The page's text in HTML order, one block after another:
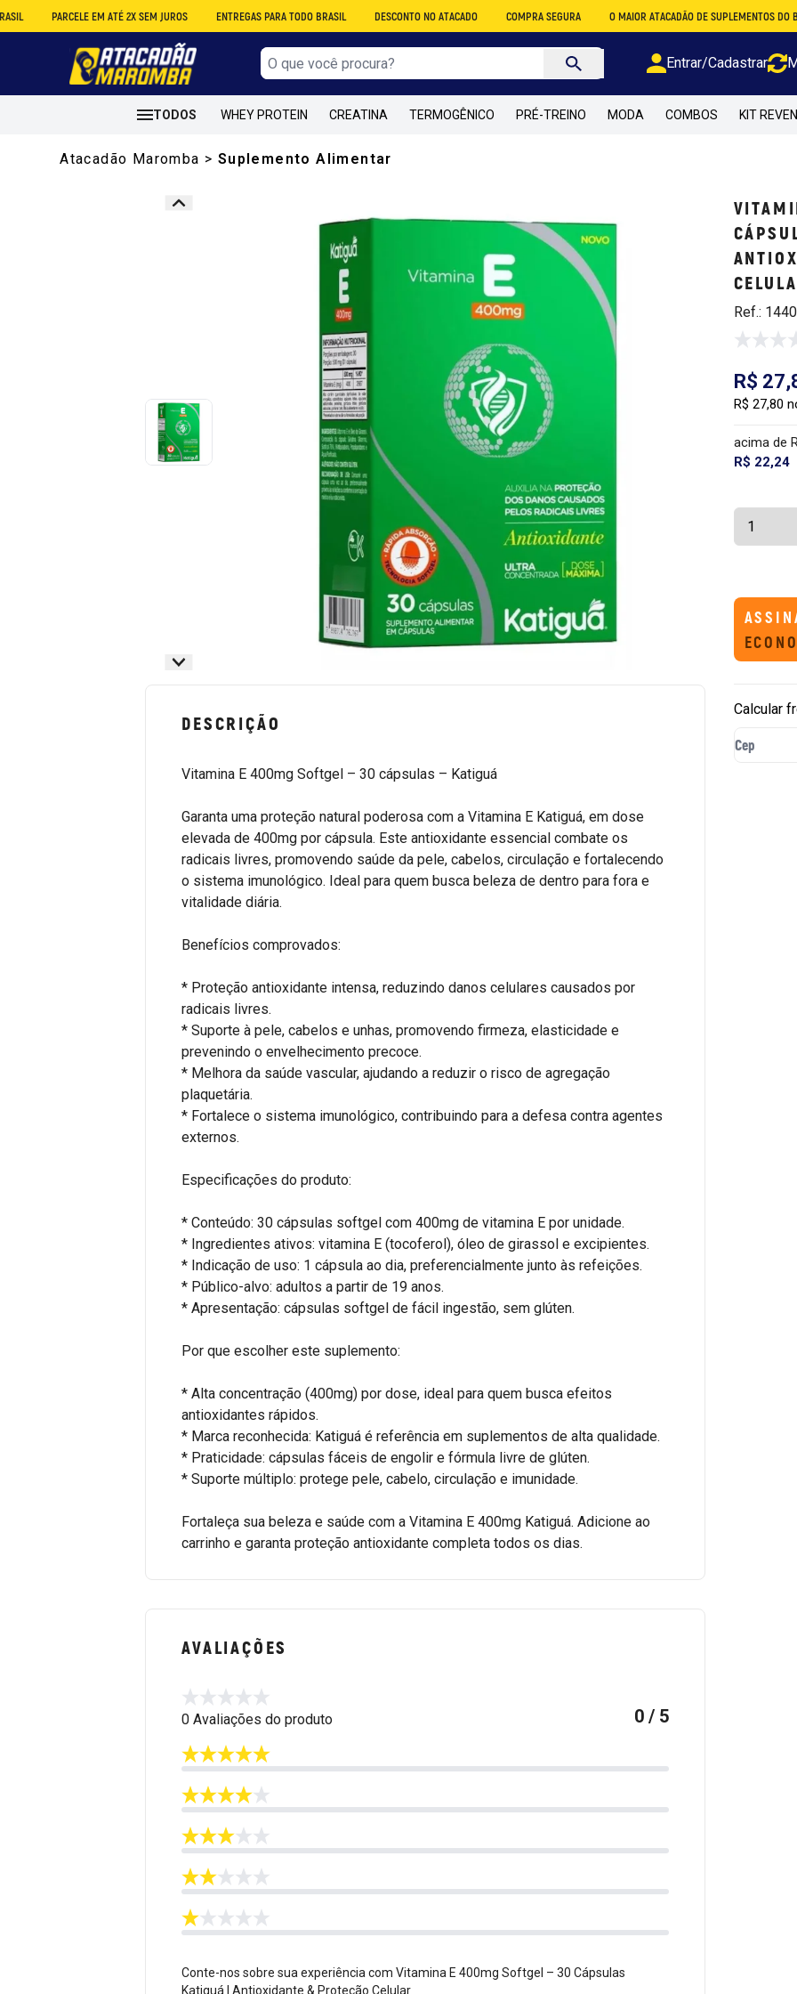
PARCELE EM ATÉ 2X SEM JUROS ENTREGAS PARA TODO BRASIL DESCONTO NO ATACADO COMPRA SEGURA O MAIOR ATACADÃO DE SUPLEMENTOS DO BRASIL
Entrar/Cadastrar
TODOS WHEY PROTEIN CREATINA TERMOGÊNICO PRÉ-TREINO MODA COMBOS KIT
Atacadão Maromba > Suplemento Alimentar
DESCRIÇÃO
Vitamina E 400mg Softgel – 30 cápsulas – Katiguá
Garanta uma proteção natural poderosa com a Vitamina E Katiguá, em dose
elevada de 400mg por cápsula. Este antioxidante essencial combate os
radicais livres, promovendo saúde da pele, cabelos, circulação e fortalecendo
o sistema imunológico. Ideal para quem busca beleza de dentro para fora e
vitalidade diária.
Benefícios comprovados:
* Proteção antioxidante intensa, reduzindo danos celulares causados por
radicais livres.
* Suporte à pele, cabelos e unhas, promovendo firmeza, elasticidade e
prevenindo o envelhecimento precoce.
* Melhora da saúde vascular, ajudando a reduzir o risco de agregação
plaquetária.
* Fortalece o sistema imunológico, contribuindo para a defesa contra agentes
externos.
Especificações do produto:
* Conteúdo: 30 cápsulas softgel com 400mg de vitamina E por unidade.
* Ingredientes ativos: vitamina E (tocoferol), óleo de girassol e excipientes.
* Indicação de uso: 1 cápsula ao dia, preferencialmente junto às refeições.
* Público-alvo: adultos a partir de 19 anos.
* Apresentação: cápsulas softgel de fácil ingestão, sem glúten.
Por que escolher este suplemento:
* Alta concentração (400mg) por dose, ideal para quem busca efeitos
antioxidantes rápidos.
* Marca reconhecida: Katiguá é referência em suplementos de alta qualidade.
* Praticidade: cápsulas fáceis de engolir e fórmula livre de glúten.
* Suporte múltiplo: protege pele, cabelo, circulação e imunidade.
Fortaleça sua beleza e saúde com a Vitamina E 400mg Katiguá. Adicione ao
carrinho e garanta proteção antioxidante completa todos os dias.
AVALIAÇÕES
0 Avaliações do produto 0 / 5
Conte-nos sobre sua experiência com Vitamina E 400mg Softgel – 30 Cápsulas
Katiguá | Antioxidante & Proteção Celular
Ref.:
R$
R$ 27,80
acima de
R$ 22,24
Calcular